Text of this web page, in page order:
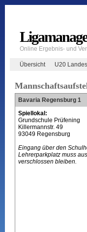
Online Ergebnis- und
Übersicht U20
Bavaria Regensburg 1
Spiellokal:
Grundschule Prüfening
Killermannstr. 49
93049 Regensburg
Eingang über den
Lehrerparkplatz muss
verschlossen bleiben.